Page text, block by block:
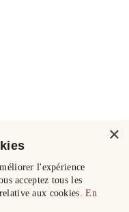
×
l'expérience
acceptez tous les
aux cookies.En